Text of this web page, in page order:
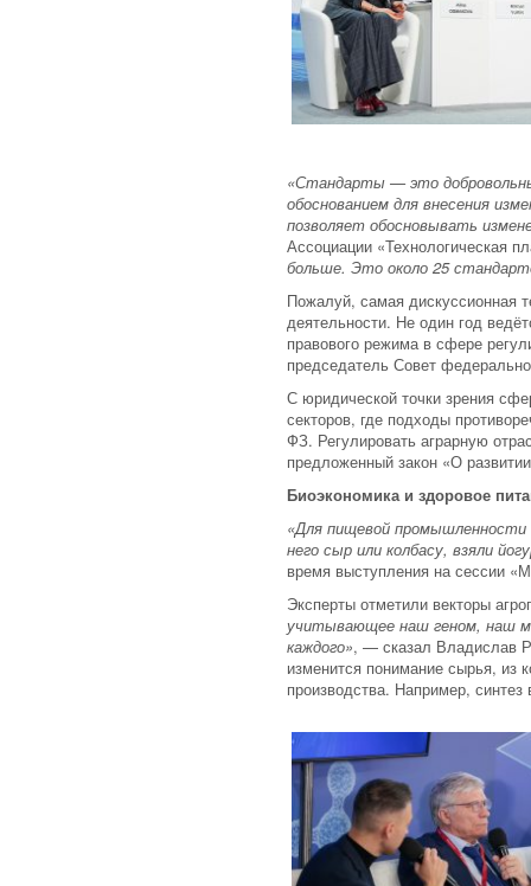
«Стандарты — это
обоснованием для внесения
позволяет обосновывать
Ассоциации «Технологическая
больше. Это около 25
Пожалуй, самая дискуссионная
деятельности. Не один год
правового режима в сфере
председатель Совет
С юридической точки зрения
секторов, где подходы
ФЗ. Регулировать аграрную
предложенный закон «О
Биоэкономика и здоровое
«Для пищевой промышленности
него сыр или колбасу, взяли
время выступления на сессии
Эксперты отметили векторы
учитывающее наш геном, наш
каждого», — сказал Владислав
изменится понимание сырья, из
производства. Например, синтез